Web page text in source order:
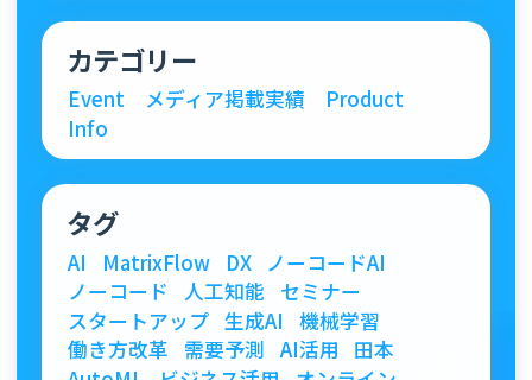
カテゴリー
Event メディア掲載実績
Product
Info
タグ
AI MatrixFlow DX
ノーコードAI
ノーコード
人工知能
セミナー
スタートアップ 生成AI
機械学習
働き方改革
需要予測 AI活用
田本